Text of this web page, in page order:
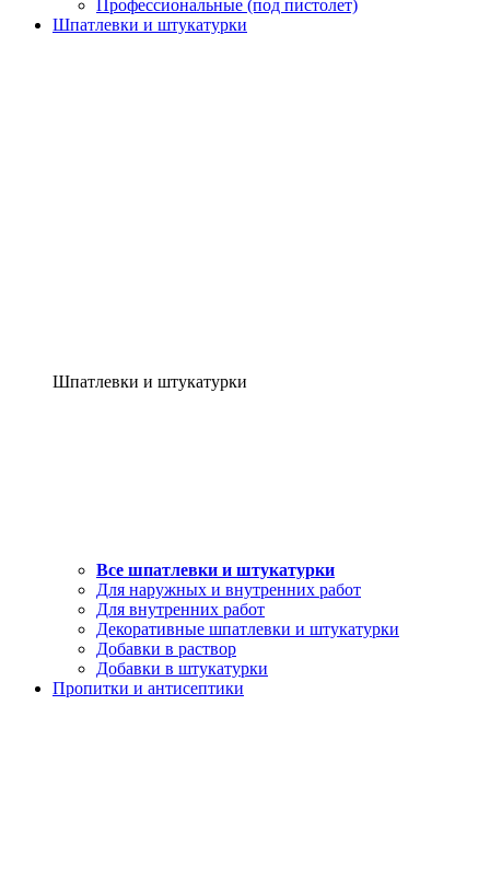
Профессиональные (под пистолет)
Шпатлевки и штукатурки
Шпатлевки и штукатурки
Все шпатлевки и штукатурки
Для наружных и внутренних работ
Для внутренних работ
Декоративные шпатлевки и штукатурки
Добавки в раствор
Добавки в штукатурки
Пропитки и антисептики